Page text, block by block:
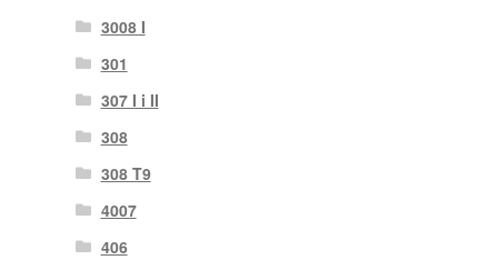
3008 I
301
307 I i II
308
308 T9
4007
406